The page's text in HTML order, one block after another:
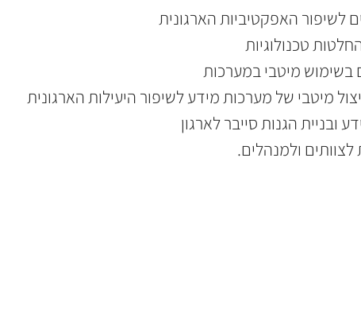
לשיפור האפקטיביות הארגונית
טכנולוגיות
בשימוש מיטבי במערכות
מיטבי של מערכות מידע לשיפור היעילות הארגונית
הגנות סייבר לארגון
ולמנהלים.